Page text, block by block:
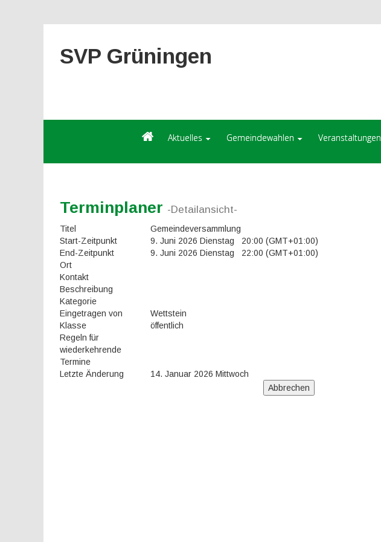
SVP Grüningen
Aktuelles Gemeindewahlen Veranstaltungen
Terminplaner -Detailansicht-
Titel
Gemeindeversammlung
Start-Zeitpunkt
9. Juni 2026 Dienstag 20:00 (GMT+01:00)
End-Zeitpunkt
9. Juni 2026 Dienstag 22:00 (GMT+01:00)
Ort
Kontakt
Beschreibung
Kategorie
Eingetragen von
Wettstein
Klasse
öffentlich
Regeln für
wiederkehrende
Termine
Letzte Änderung
14. Januar 2026 Mittwoch